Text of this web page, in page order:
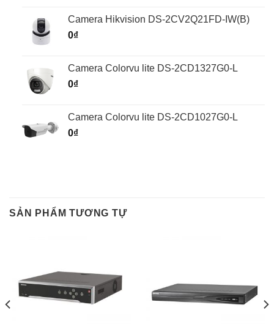
Camera Hikvision DS-2CV2Q21FD-IW(B)
0₫
Camera Colorvu lite DS-2CD1327G0-L
0₫
Camera Colorvu lite DS-2CD1027G0-L
0₫
SẢN PHẨM TƯƠNG TỰ